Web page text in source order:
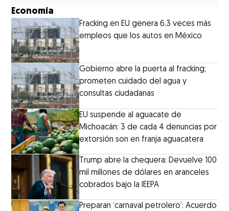
Economía
Fracking en EU genera 6.3 veces más
empleos que los autos en México
Gobierno abre la puerta al fracking;
prometen cuidado del agua y
consultas ciudadanas
EU suspende al aguacate de
Michoacán: 3 de cada 4 denuncias por
extorsión son en franja aguacatera
Trump abre la chequera: Devuelve 100
mil millones de dólares en aranceles
cobrados bajo la IEEPA
Preparan ‘carnaval petrolero’: Acuerdo